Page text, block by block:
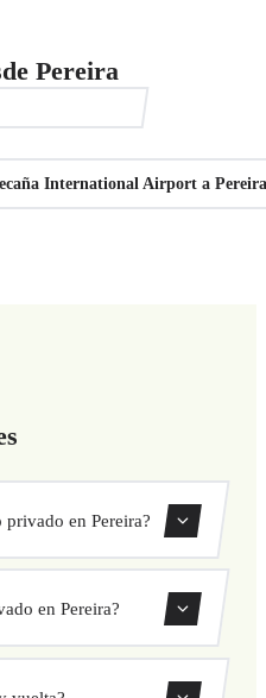
Pereira
International Airport a Pereira
privado en Pereira?
para buscar y confirmar
y destino, selecciona
en Pereira?